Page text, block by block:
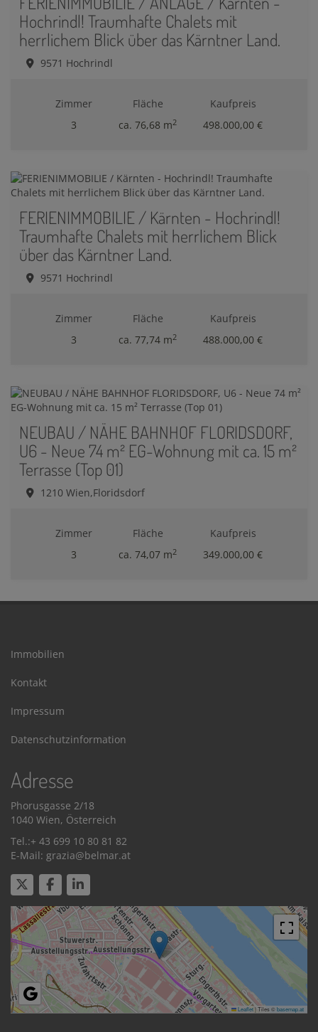
Hochrindl! Traumhafte Chalets mit
herrlichem Blick über das Kärntner Land.
9571 Hochrindl
Zimmer
3
Fläche
ca. 76,68 m2
Kaufpreis
498.000,00 €
FERIENIMMOBILIE / Kärnten - Hochrindl!
Traumhafte Chalets mit herrlichem Blick
über das Kärntner Land.
9571 Hochrindl
Zimmer
3
Fläche
ca. 77,74 m2
Kaufpreis
488.000,00 €
NEUBAU / NÄHE BAHNHOF FLORIDSDORF,
U6 - Neue 74 m² EG-Wohnung mit ca. 15 m²
Terrasse (Top 01)
1210 Wien,Floridsdorf
Zimmer
3
Fläche
ca. 74,07 m2
Kaufpreis
349.000,00 €
Immobilien
Kontakt
Impressum
Datenschutzinformation
Adresse
Phorusgasse 2/18
1040 Wien, Österreich
Tel.:+ 43 699 10 80 81 82
E-Mail: grazia@belmar.at
Leaflet|Tiles ©basemap.at